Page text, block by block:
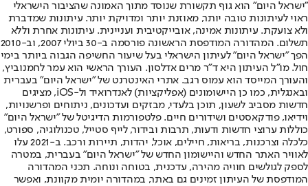
"ישראל היום" הוא גוף תקשורת שנוסד מתוך האמונה שהציבור הישראלי
ראוי לעיתונות טובה יותר, מאוזנת יותר ומדויקת יותר. עיתונות שמדברת
ולא צועקת. עיתונות אמינה, אובייקטיבית ועניינית. עיתונות אחרת וללא
תשלום. המהדורה המודפסת הראשונה פורסמה ב-30 ביולי 2007, וב-2010
הפך "ישראל היום" לעיתון הישראלי בעל שיעור החשיפה הגבוה ביותר בימי
חול. מו"ל העיתון היא ד"ר מרים אדלסון. העורך הראשי הוא עמר לחמנוביץ,
והעורך המייסד הוא עמוס רגב. אתרי האינטרנט של "ישראל היום" בעברית
ובאנגלית, כמו כן היישומונים (אפליקציות) לאנדרואיד ול-iOS, מציגים
חדשות מסביב לשעון, תוכן בלעדי, מבזקים ועדכונים, ניתוחים ופרשנויות,
וידיאו, פודקאסטים ושידורים חיים. פלטפורמות הדיגיטל של "ישראל היום"
כוללות ערוצי חדשות ודעות, תרבות ובידור, לייף סטייל, טכנולוגיה, ספורט,
כלכלה וצרכנות, בריאות, חיילים, אוכל, יהדות, תיירות ורכב. ב-2021 עלו
לאוויר האתר החדש והיישומון החדש של "ישראל היום" בעברית, במטרה
לספק לגולשים חוויה מהירה, עדכנית, בטוחה ונוחה. תכני המהדורה
המודפסת של העיתון זמינים גם באתר, במהדורה יומית מקוונת, ואפשר